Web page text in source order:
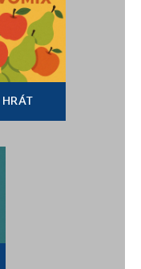
HRÁT